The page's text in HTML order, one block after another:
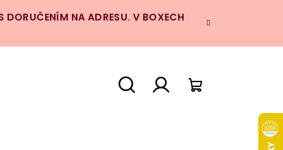
NA ADRESU. V BOXECH